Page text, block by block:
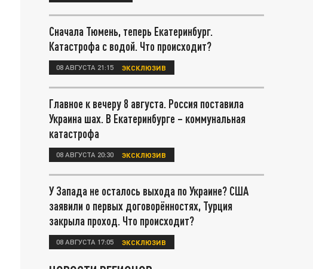
Сначала Тюмень, теперь Екатеринбург.
Катастрофа с водой. Что происходит?
08 АВГУСТА 21:15 ЭКСКЛЮЗИВ
Главное к вечеру 8 августа. Россия поставила
Украина шах. В Екатеринбурге – коммунальная
катастрофа
08 АВГУСТА 20:30 ЭКСКЛЮЗИВ
У Запада не осталось выхода по Украине? США
заявили о первых договорённостях, Турция
закрыла проход. Что происходит?
08 АВГУСТА 17:05 ЭКСКЛЮЗИВ